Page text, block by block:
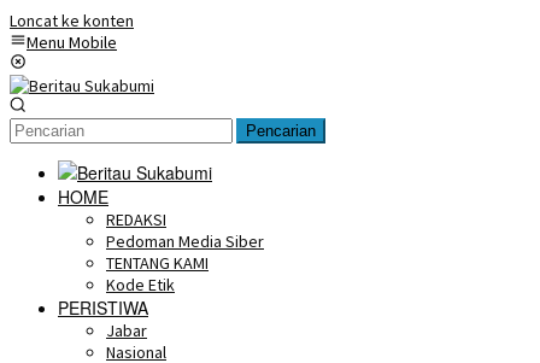
Loncat ke konten
Menu Mobile
Pencarian
HOME
REDAKSI
Pedoman Media Siber
TENTANG KAMI
Kode Etik
PERISTIWA
Jabar
Nasional